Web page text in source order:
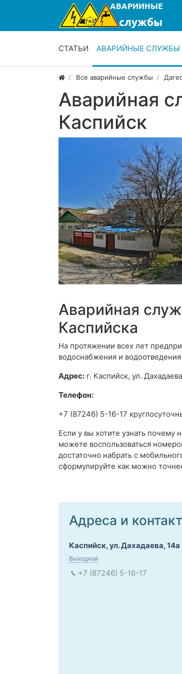
СТАТЬИ АВАРИЙНЫЕ СЛУЖБЫ
Все аварийные службы
Аварийная
Каспийск
Аварийная
Каспийска
На протяжении всех лет
водоснабжения и
Адрес: г. Каспийск, ул.
Телефон:
+7 (87246) 5-16-17
Если у вы хотите узнать почему
можете воспользоваться
достаточно набрать с
сформулируйте как можно
Адреса и
Каспийск, ул. Дахадаева, 14а
Выходной
+7 (87246) 5-16-17